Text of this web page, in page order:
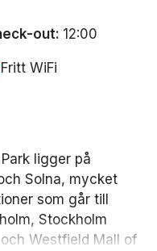
out: 12:00
Fritt WiFi
ligger på
Solna, mycket
som går till
Stockholm
Westfield Mall of